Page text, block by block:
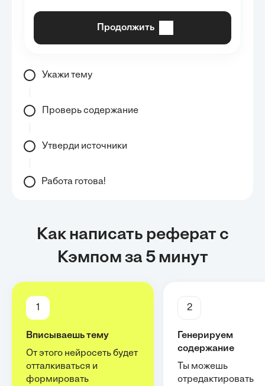
Продолжить
Укажи тему
Проверь содержание
Утверди источники
Работа готова!
Как написать реферат с
Кэмпом за 5 минут
1
Вписываешь тему
От этого нейросеть будет
отталкиваться и
формировать
2
Генерируем
содержание
Ты можешь
отредактировать